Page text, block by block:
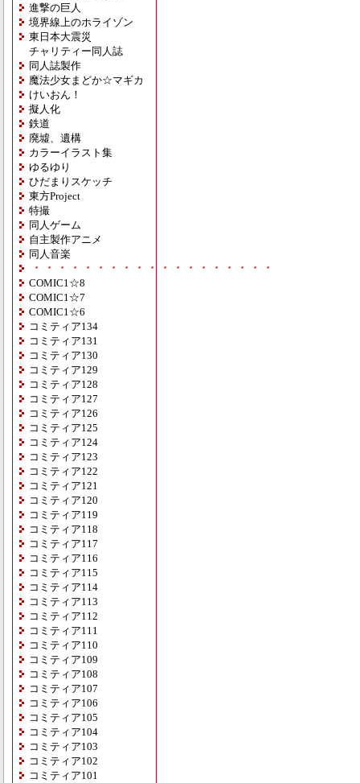
進撃の巨人
境界線上のホライゾン
東日本大震災
チャリティー同人誌
同人誌製作
魔法少女まどか☆マギカ
けいおん！
擬人化
鉄道
廃墟、遺構
カラーイラスト集
ゆるゆり
ひだまりスケッチ
東方Project
特撮
同人ゲーム
自主製作アニメ
同人音楽
・・・・・・・・・・・・・・・・・・・
COMIC1☆8
COMIC1☆7
COMIC1☆6
コミティア134
コミティア131
コミティア130
コミティア129
コミティア128
コミティア127
コミティア126
コミティア125
コミティア124
コミティア123
コミティア122
コミティア121
コミティア120
コミティア119
コミティア118
コミティア117
コミティア116
コミティア115
コミティア114
コミティア113
コミティア112
コミティア111
コミティア110
コミティア109
コミティア108
コミティア107
コミティア106
コミティア105
コミティア104
コミティア103
コミティア102
コミティア101